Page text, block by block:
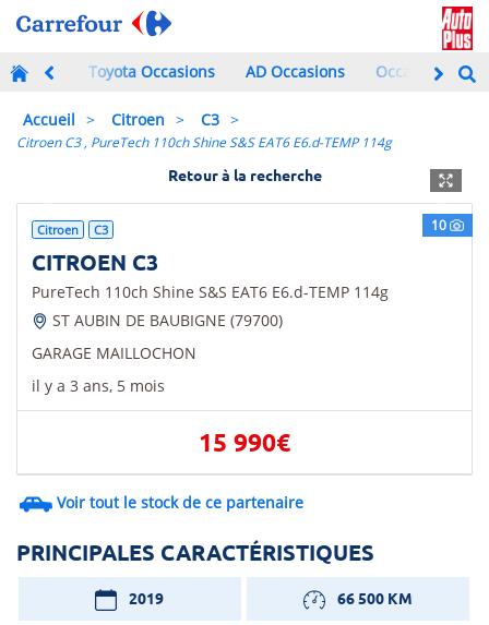
Toyota Occasions AD Occasions Occasions à
Accueil Citroen C3
Citroen C3 , PureTech 110ch Shine S&S EAT6 E6.d-TEMP 114g
Retour à la recherche
10
Next
Citroen C3
CITROEN C3
PureTech 110ch Shine S&S EAT6 E6.d-TEMP 114g
ST AUBIN DE BAUBIGNE (79700)
GARAGE MAILLOCHON
il y a 3 ans, 5 mois
15 990€
Voir tout le stock de ce partenaire
PRINCIPALES CARACTÉRISTIQUES
2019 66 500 KM